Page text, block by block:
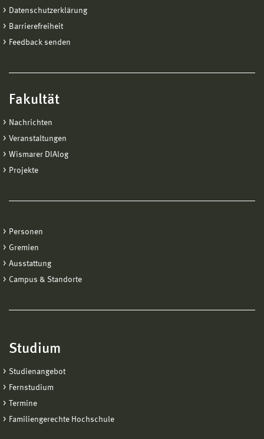
Datenschutzerklärung
Barrierefreiheit
Feedback senden
Fakultät
Nachrichten
Veranstaltungen
Wismarer DIAlog
Projekte
Personen
Gremien
Ausstattung
Campus & Standorte
Studium
Studienangebot
Fernstudium
Termine
Familiengerechte Hochschule